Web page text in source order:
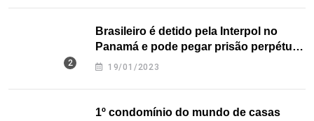
Brasileiro é detido pela Interpol no
Panamá e pode pegar prisão perpétua
nos EUA
19/01/2023
1º condomínio do mundo de casas